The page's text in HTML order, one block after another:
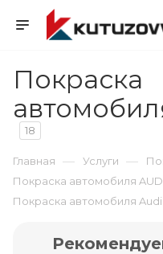
Покраска
18
Главная — Услуги —
Покраска автомобиля
Покраска автомобиля Audi